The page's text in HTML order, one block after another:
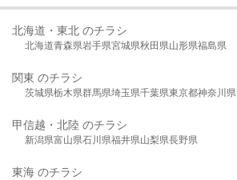
北海道・東北 のチラシ
北海道青森県岩手県宮城県秋田県山形県福島県
関東 のチラシ
茨城県栃木県群馬県埼玉県千葉県東京都神奈川県
甲信越・北陸 のチラシ
新潟県富山県石川県福井県山梨県長野県
東海 のチラシ